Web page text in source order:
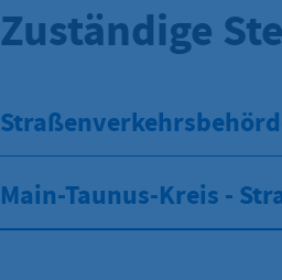
Zuständige
Main-Taunus-Kreis -